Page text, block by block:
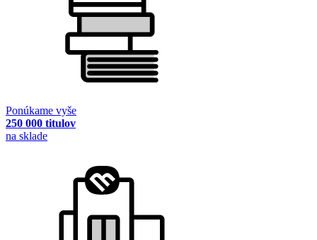
Ponúkame vyše
250 000 titulov
na sklade